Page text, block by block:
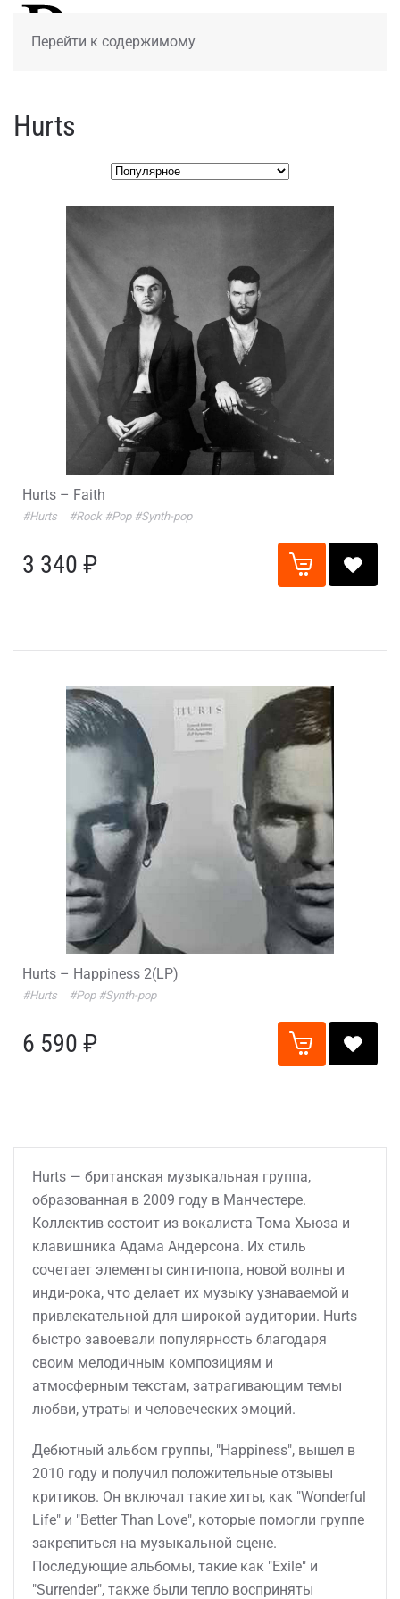
Перейти к содержимому
Hurts
Hurts – Faith
#Hurts #Rock #Pop #Synth-pop
3 340 ₽
Hurts – Happiness 2(LP)
#Hurts #Pop #Synth-pop
6 590 ₽
Hurts — британская музыкальная группа,
образованная в 2009 году в Манчестере.
Коллектив состоит из вокалиста Тома Хьюза и
клавишника Адама Андерсона. Их стиль
сочетает элементы синти-попа, новой волны и
инди-рока, что делает их музыку узнаваемой и
привлекательной для широкой аудитории. Hurts
быстро завоевали популярность благодаря
своим мелодичным композициям и
атмосферным текстам, затрагивающим темы
любви, утраты и человеческих эмоций.
Дебютный альбом группы, "Happiness", вышел в
2010 году и получил положительные отзывы
критиков. Он включал такие хиты, как "Wonderful
Life" и "Better Than Love", которые помогли группе
закрепиться на музыкальной сцене.
Последующие альбомы, такие как "Exile" и
"Surrender", также были тепло восприняты